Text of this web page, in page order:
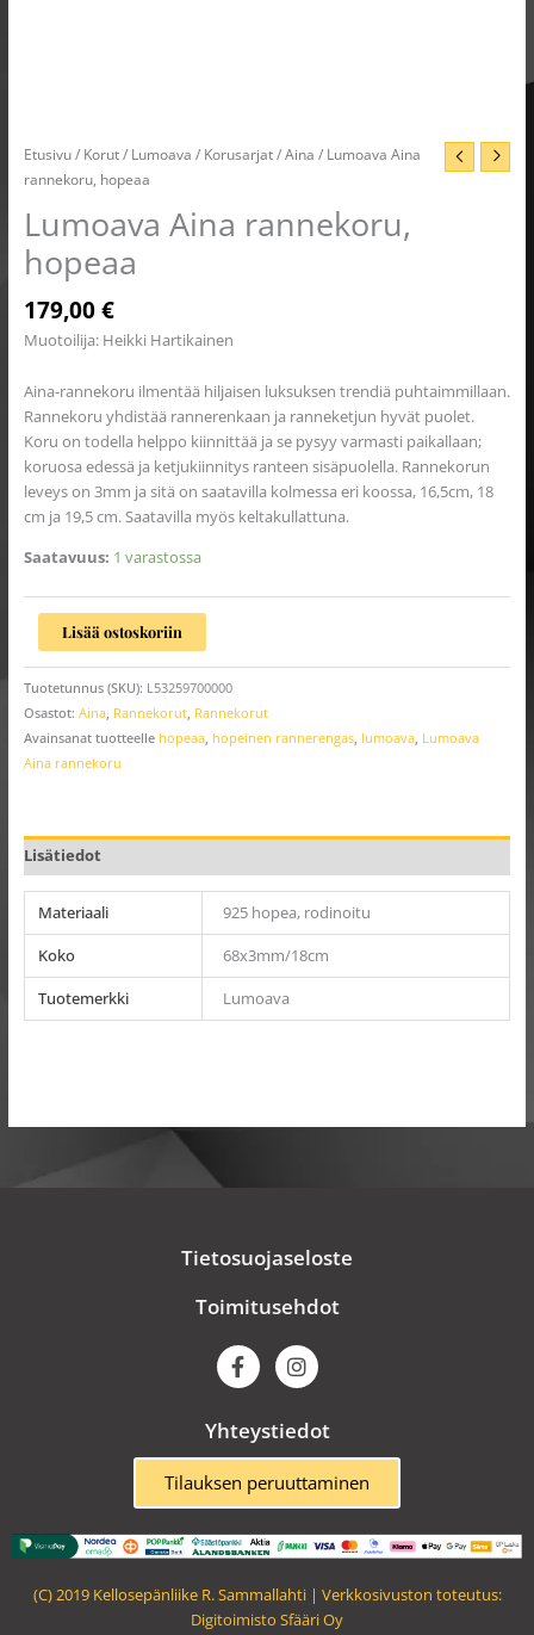
Etusivu/ Korut/ Lumoava / Korusarjat/Aina / Lumoava Aina
rannekoru, hopeaa
Lumoava Aina rannekoru,
hopeaa
179,00€
Muotoilija: Heikki Hartikainen
Aina-rannekoru ilmentää hiljaisen luksuksen trendiä puhtaimmillaan.
Rannekoru yhdistää rannerenkaan ja ranneketjun hyvät puolet.
Koru on todella helppo kiinnittää ja se pysyy varmasti paikallaan;
koruosa edessä ja ketjukiinnitys ranteen sisäpuolella. Rannekorun
leveys on 3mm ja sitä on saatavilla kolmessa eri koossa, 16,5cm, 18
cm ja 19,5 cm. Saatavilla myös keltakullattuna.
Saatavuus: 1 varastossa
Lisää ostoskoriin
Tuotetunnus (SKU): L53259700000
Osastot: Aina, Rannekorut, Rannekorut
Avainsanat tuotteelle hopeaa, hopeinen rannerengas, lumoava, Lumoava
Aina rannekoru
Lisätiedot
Materiaali
925 hopea, rodinoitu
Koko
68x3mm/18cm
Tuotemerkki
Lumoava
Tietosuojaseloste
Toimitusehdot
F
a
c
b
o
o
k
I
n
s
a
g
r
a
m
Yhteystiedot
Tilauksen peruuttaminen
(C) 2019 Kellosepänliike R. Sammallahti | Verkkosivuston toteutus:
Digitoimisto Sfääri Oy